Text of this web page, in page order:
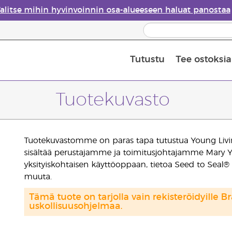
mihin hyvinvoinnin osa-alueeseen haluat panostaa
Tutustu Tee ostoksia
Tuotekuvasto
Tuotekuvastomme on paras tapa tutustua Young
sisältää perustajamme ja toimitusjohtajamme Mary
yksityiskohtaisen käyttöoppaan, tietoa Seed to
muuta.
Tämä tuote on tarjolla vain rekisteröidyille
uskollisuusohjelmaa.